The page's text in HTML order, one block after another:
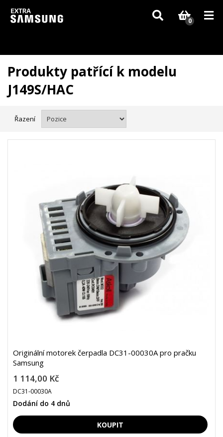
Vzhledem k aktuální situaci se může dodání dílů, které nejsou skladem,
zpozdit. Děkujeme za pochopení.
0
Produkty patřící k modelu
J149S/HAC
Řazení
Originální motorek čerpadla DC31-00030A pro pračku
Samsung
1 114,00 Kč
DC31-00030A
Dodání do 4 dnů